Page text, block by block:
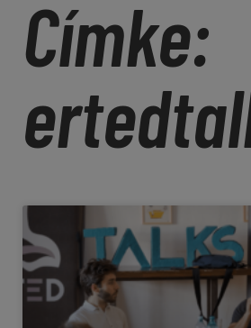
Címke: